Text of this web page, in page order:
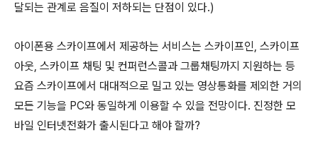
달되는 관계로 음질이 저하되는 단점이 있다.)
아이폰용 스카이프에서 제공하는 서비스는 스카이프인, 스카이프
아웃, 스카이프 채팅 및 컨퍼런스콜과 그룹채팅까지 지원하는 등
요즘 스카이프에서 대대적으로 밀고 있는 영상통화를 제외한 거의
모든 기능을 PC와 동일하게 이용할 수 있을 전망이다. 진정한 모
바일 인터넷전화가 출시된다고 해야 할까?